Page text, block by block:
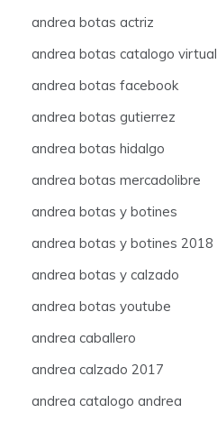
andrea botas actriz
andrea botas catalogo virtual
andrea botas facebook
andrea botas gutierrez
andrea botas hidalgo
andrea botas mercadolibre
andrea botas y botines
andrea botas y botines 2018
andrea botas y calzado
andrea botas youtube
andrea caballero
andrea calzado 2017
andrea catalogo andrea